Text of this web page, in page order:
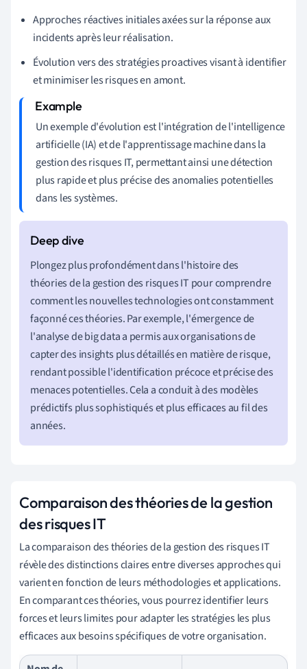
Approches réactives initiales axées sur la réponse aux
incidents après leur réalisation.
Évolution vers des stratégies proactives visant à identifier
et minimiser les risques en amont.
Un exemple d'évolution est l'intégration de l'intelligence
artificielle (IA) et de l'apprentissage machine dans la
gestion des risques IT, permettant ainsi une détection
plus rapide et plus précise des anomalies potentielles
dans les systèmes.
Plongez plus profondément dans l'histoire des
théories de la gestion des risques IT pour comprendre
comment les nouvelles technologies ont constamment
façonné ces théories. Par exemple, l'émergence de
l'analyse de big data a permis aux organisations de
capter des insights plus détaillés en matière de risque,
rendant possible l'identification précoce et précise des
menaces potentielles. Cela a conduit à des modèles
prédictifs plus sophistiqués et plus efficaces au fil des
années.
Comparaison des théories de la gestion
des risques IT
La comparaison des théories de la gestion des risques IT
révèle des distinctions claires entre diverses approches qui
varient en fonction de leurs méthodologies et applications.
En comparant ces théories, vous pourrez identifier leurs
forces et leurs limites pour adapter les stratégies les plus
efficaces aux besoins spécifiques de votre organisation.